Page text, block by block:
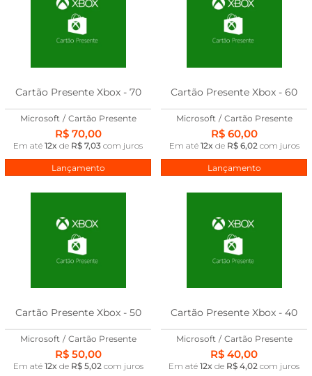
Cartão Presente Xbox - 70
Microsoft / Cartão Presente
R$ 70,00
Em até 12x de R$ 7,03 com juros
Lançamento
Cartão Presente Xbox - 60
Microsoft / Cartão Presente
R$ 60,00
Em até 12x de R$ 6,02com juros
Lançamento
Cartão Presente Xbox - 50
Microsoft / Cartão Presente
R$ 50,00
Em até 12x de R$ 5,02com juros
Cartão Presente Xbox - 40
Microsoft / Cartão Presente
R$ 40,00
Em até 12x de R$ 4,02 com juros